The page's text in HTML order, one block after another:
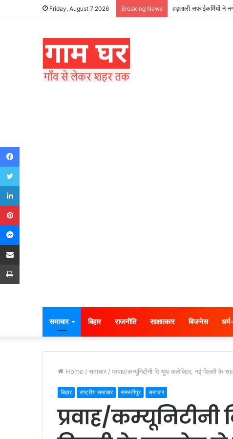
Friday, August 7 2026 Breaking News हड़ताली सफाईकर्मियों ने
समाचार बिहार राजनीति साक्षात्कार बिजनेस
Home / समाचार / प्रवाह/कम्यूनिटीनी दि यूथ कलेक्टिव, नई दिल्ली के
बिहार राष्ट्रीय समाचार समस्तीपुर समाचार
प्रवाह/
Facebook
Twitter
LinkedIn
Pinterest
Messenger
Share via Email